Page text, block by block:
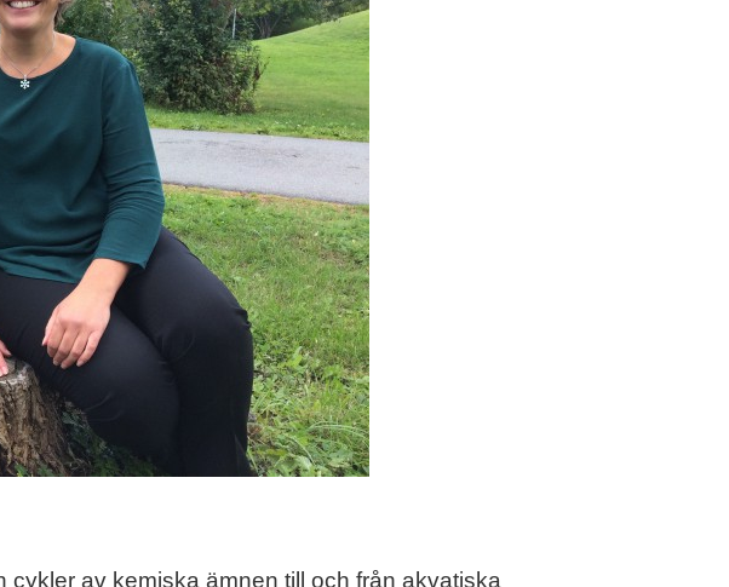
av kemiska ämnen till och från akvatiska